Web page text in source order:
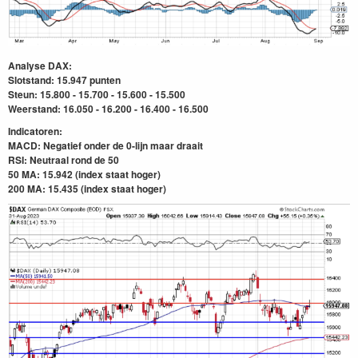
Analyse DAX:
Slotstand: 15.947 punten
Steun: 15.800 - 15.700 - 15.600 - 15.500
Weerstand: 16.050 - 16.200 - 16.400 - 16.500
Indicatoren:
MACD: Negatief onder de 0-lijn maar draait
RSI: Neutraal rond de 50
50 MA: 15.942 (index staat hoger)
200 MA: 15.435(index staat hoger)